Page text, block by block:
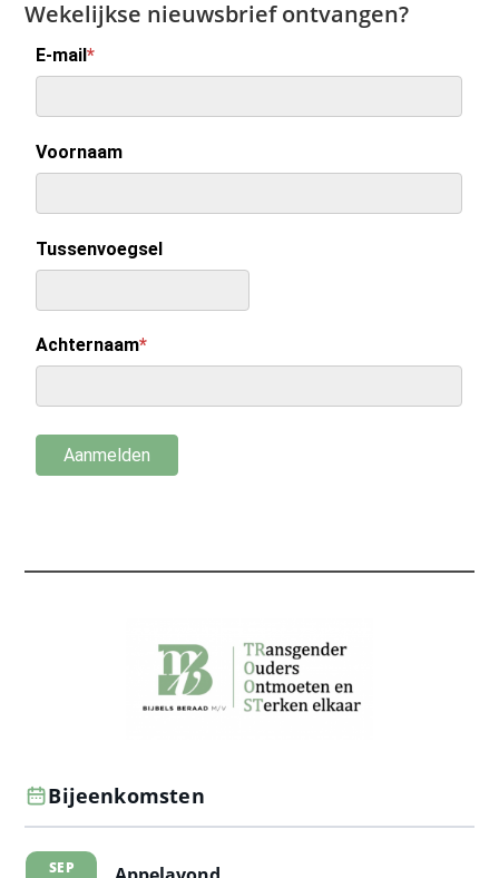
Wekelijkse nieuwsbrief ontvangen?
Bijeenkomsten
SEP